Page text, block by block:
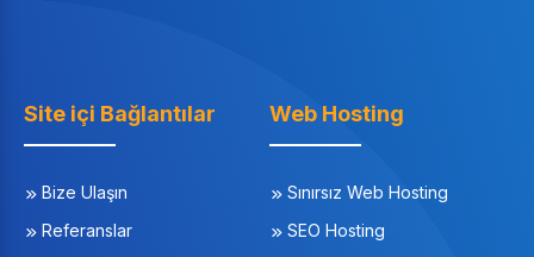
Site içi Bağlantılar
Bize Ulaşın
Referanslar
Web Hosting
Sınırsız Web Hosting
SEO Hosting